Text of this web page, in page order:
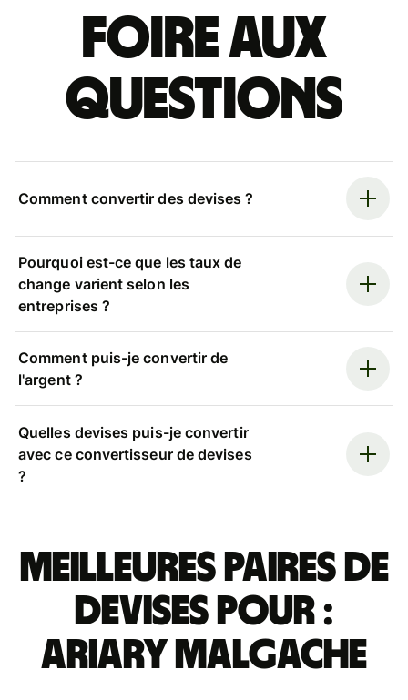
Foire aux
questions
Comment convertir des devises ?
Pourquoi est-ce que les taux de
change varient selon les
entreprises ?
Comment puis-je convertir de
l'argent ?
Quelles devises puis-je convertir
avec ce convertisseur de devises
?
Meilleures paires de
devises pour :
ariary malgache